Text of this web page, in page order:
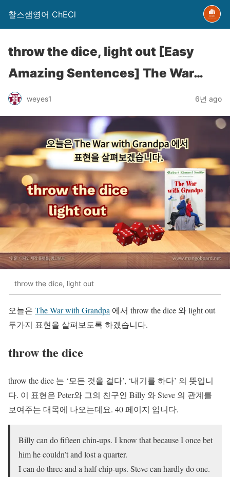
찰스샘영어 ChECl
throw the dice, light out [Easy
Amazing Sentences] The War…
weyes1 6년 ago
throw the dice, light out
오늘은 The War with Grandpa 에서 throw the dice 와 light out
두가지 표현을 살펴보도록 하겠습니다.
throw the dice
throw the dice 는 ‘모든 것을 걸다’, ‘내기를 하다’ 의 뜻입니
다. 이 표현은 Peter와 그의 친구인 Billy 와 Steve 의 관계를
보여주는 대목에 나오는데요. 40 페이지 입니다.
Billy can do fifteen chin-ups. I know that because I once bet
him he couldn’t and lost a quarter.
I can do three and a half chip-ups. Steve can hardly do one.